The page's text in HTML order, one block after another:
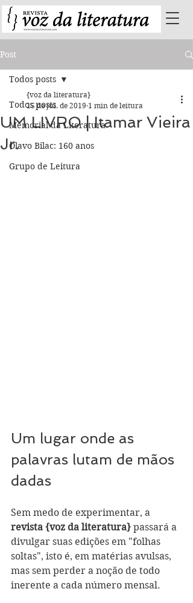
Post
Todos posts
Memorial da Literatura
Olavo Bilac: 160 anos
Grupo de Leitura
Todos posts
UM LIVRO | Itamar Vieira
Jr.
{voz da literatura}
15 de jul. de 2019 1 min de leitura
Um lugar onde as
palavras lutam de mãos
dadas
Sem medo de experimentar, a
revista {voz da literatura} passará a
divulgar suas edições em "folhas
soltas", isto é, em matérias avulsas,
mas sem perder a noção de todo
inerente a cada número mensal.